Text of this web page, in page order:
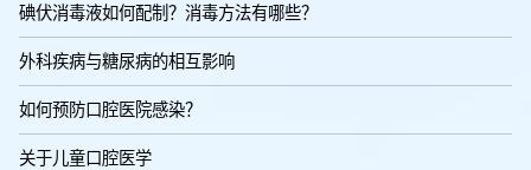
碘伏消毒液如何配制？消毒方法有哪些？
外科疾病与糖尿病的相互影响
如何预防口腔医院感染？
关于儿童口腔医学